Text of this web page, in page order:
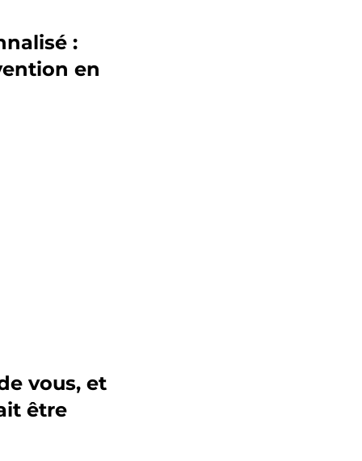
:
en
vous, et
être